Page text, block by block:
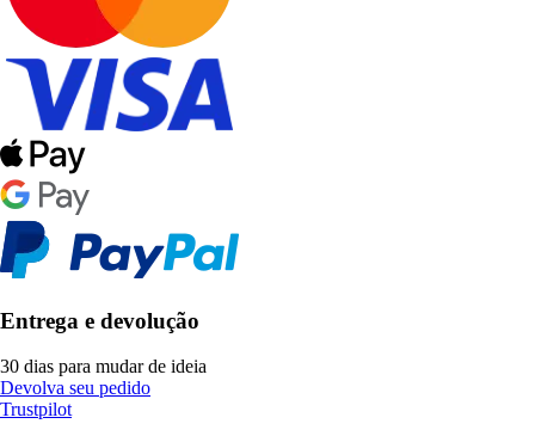
Entrega e devolução
30 dias para mudar de ideia
Devolva seu pedido
Trustpilot